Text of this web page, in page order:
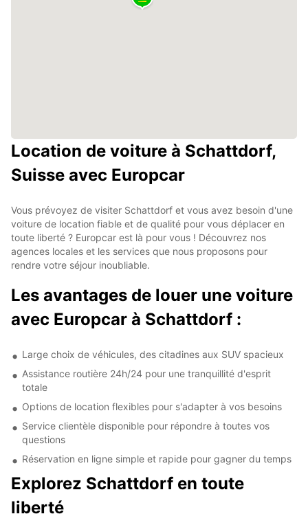
Location de voiture à Schattdorf,
Suisse avec Europcar
Vous prévoyez de visiter Schattdorf et vous avez besoin d'une
voiture de location fiable et de qualité pour vous déplacer en
toute liberté ? Europcar est là pour vous ! Découvrez nos
agences locales et les services que nous proposons pour
rendre votre séjour inoubliable.
Les avantages de louer une voiture
avec Europcar à Schattdorf :
Large choix de véhicules, des citadines aux SUV spacieux
Assistance routière 24h/24 pour une tranquillité d'esprit
totale
Options de location flexibles pour s'adapter à vos besoins
Service clientèle disponible pour répondre à toutes vos
questions
Réservation en ligne simple et rapide pour gagner du temps
Explorez Schattdorf en toute
liberté